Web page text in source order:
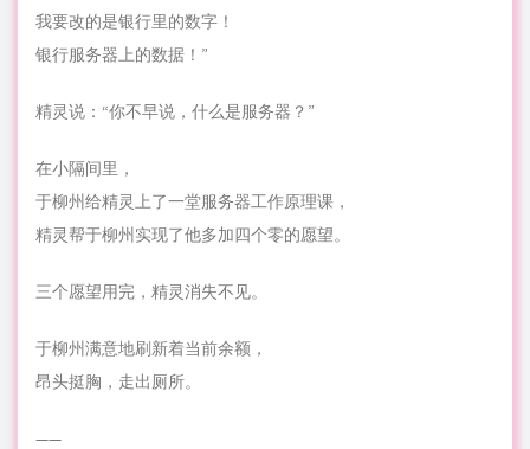
我要改的是银行里的数字！
银行服务器上的数据！”
精灵说：“你不早说，什么是服务器？”
在小隔间里，
于柳州给精灵上了一堂服务器工作原理课，
精灵帮于柳州实现了他多加四个零的愿望。
三个愿望用完，精灵消失不见。
于柳州满意地刷新着当前余额，
昂头挺胸，走出厕所。
——